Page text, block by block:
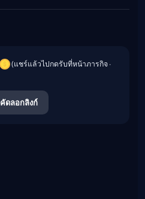
(แชร์แล้วไปกดรับที่หน้าภารกิจ ·
คัดลอกลิงก์